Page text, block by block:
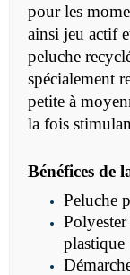
pour les
ainsi jeu actif
peluche
spécialement
petite à
la fois
Bénéfices de
Peluche
plastique